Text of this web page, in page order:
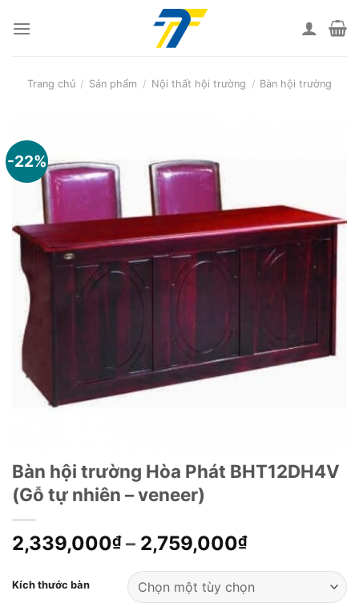
Trang chủ / Sản phẩm / Nội thất hội trường / Bàn hội trường
-22%
Bàn hội trường Hòa Phát BHT12DH4V
(Gỗ tự nhiên – veneer)
2,339,000₫– 2,759,000₫
Kích thước bàn